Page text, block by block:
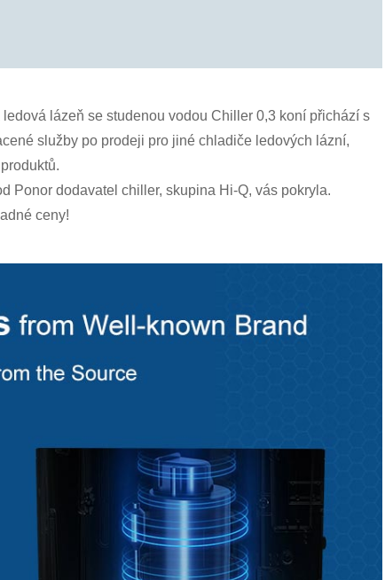
lázeň se studenou vodou Chiller 0,3 koní přichází s
služby po prodeji pro jiné chladiče ledových lázní,
Ponor dodavatel chiller, skupina Hi-Q, vás pokryla.
ceny!